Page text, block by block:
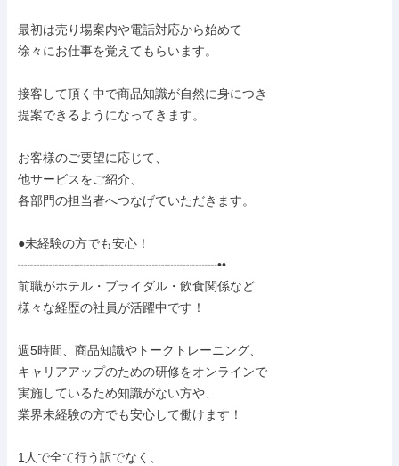
最初は売り場案内や電話対応から始めて
徐々にお仕事を覚えてもらいます。
接客して頂く中で商品知識が自然に身につき
提案できるようになってきます。
お客様のご要望に応じて、
他サービスをご紹介、
各部門の担当者へつなげていただきます。
●未経験の方でも安心！
┈┈┈┈┈┈┈┈┈┈┈┈┈┈┈┈••
前職がホテル・ブライダル・飲食関係など
様々な経歴の社員が活躍中です！
週5時間、商品知識やトークトレーニング、
キャリアアップのための研修をオンラインで
実施しているため知識がない方や、
業界未経験の方でも安心して働けます！
1人で全て行う訳でなく、